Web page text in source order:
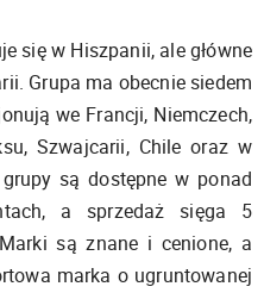
się w Hiszpanii, ale główne
Grupa ma obecnie siedem
we Francji, Niemczech,
Szwajcarii, Chile oraz w
są dostępne w ponad
a sprzedaż sięga 5
są znane i cenione, a
marka o ugruntowanej